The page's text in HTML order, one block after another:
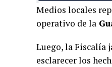
Medios locales
operativo de la
Luego, la Fiscalía
esclarecer los